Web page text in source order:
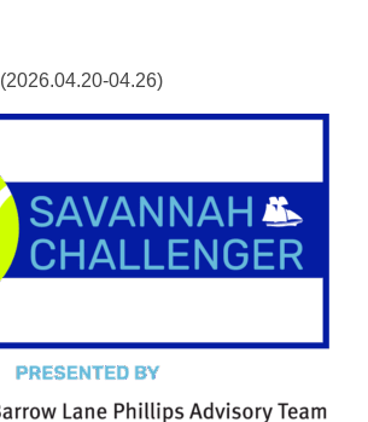
(2026.04.20-04.26)